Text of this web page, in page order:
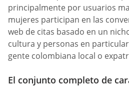
principalmente por usuarios
mujeres participan en las
web de citas basado en un
cultura y personas en
gente colombiana local o
El conjunto completo de